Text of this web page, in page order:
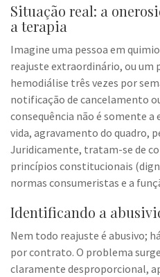
Situação real: a
a terapia
Imagine uma pessoa em
reajuste extraordinário, ou um
hemodiálise três vezes por
notificação de cancelamento
consequência não é somente a
vida, agravamento do quadro,
Juridicamente, tratam-se de
princípios constitucionais
normas consumeristas e a
Identificando a
Nem todo reajuste é abusivo;
por contrato. O problema
claramente desproporcional,